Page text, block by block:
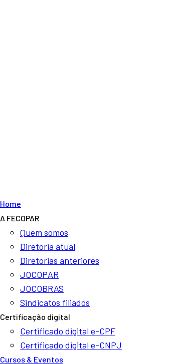
Home
A FECOPAR
Quem somos
Diretoria atual
Diretorias anteriores
JOCOPAR
JOCOBRAS
Sindicatos filiados
Certificação digital
Certificado digital e-CPF
Certificado digital e-CNPJ
Cursos & Eventos